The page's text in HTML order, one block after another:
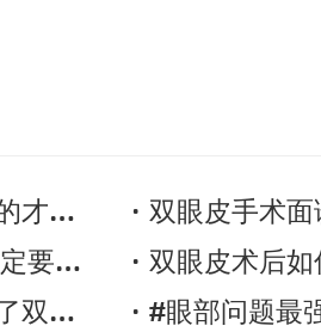
？
双眼皮手术面诊时这些别
位！
双眼皮术后
悔？
#眼部问题最